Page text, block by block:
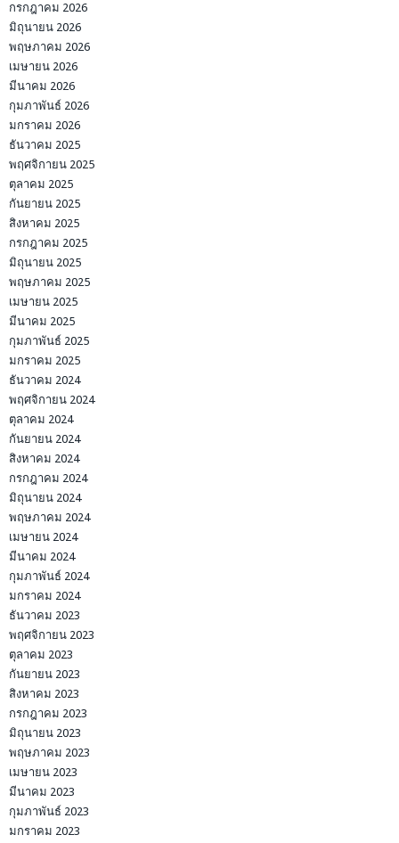
กรกฎาคม 2026
มิถุนายน 2026
พฤษภาคม 2026
เมษายน 2026
มีนาคม 2026
กุมภาพันธ์ 2026
มกราคม 2026
ธันวาคม 2025
พฤศจิกายน 2025
ตุลาคม 2025
กันยายน 2025
สิงหาคม 2025
กรกฎาคม 2025
มิถุนายน 2025
พฤษภาคม 2025
เมษายน 2025
มีนาคม 2025
กุมภาพันธ์ 2025
มกราคม 2025
ธันวาคม 2024
พฤศจิกายน 2024
ตุลาคม 2024
กันยายน 2024
สิงหาคม 2024
กรกฎาคม 2024
มิถุนายน 2024
พฤษภาคม 2024
เมษายน 2024
มีนาคม 2024
กุมภาพันธ์ 2024
มกราคม 2024
ธันวาคม 2023
พฤศจิกายน 2023
ตุลาคม 2023
กันยายน 2023
สิงหาคม 2023
กรกฎาคม 2023
มิถุนายน 2023
พฤษภาคม 2023
เมษายน 2023
มีนาคม 2023
กุมภาพันธ์ 2023
มกราคม 2023